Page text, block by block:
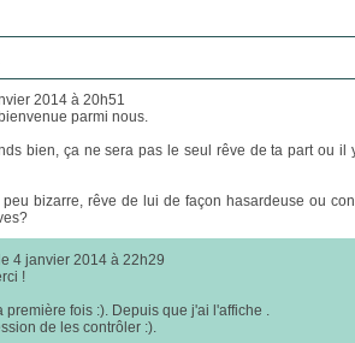
2014 à 20h51
parmi nous.
bien, ça ne sera pas le seul rêve de ta part ou il
bizarre, rêve de lui de façon hasardeuse ou
4 janvier 2014 à 22h29
!
première fois :). Depuis que j'ai l'affiche .
de les contrôler :).